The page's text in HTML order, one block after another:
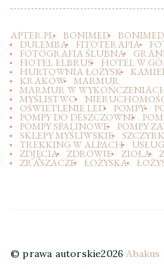
APTER.PL BONIMED
DULEMBA FITOTERAPIA
FOTOGRAFIA ŚLUBNA
HOTEL ELBRUS HOTEL W
HURTOWNIA ŁOŻYSK
KRAKÓW MARMUR
MARMUR W
MYŚLISTWO
OŚWIETLENIE LED POMPY
POMPY DO DESZCZOWNI
POMPY SPALINOWE POMPY
SKLEPY MYŚLIWSKIE SZCZYRK
TREKKING W ALPACH
ZDJĘCIA ZDROWIE ZIOŁA
ZRASZACZE ŁOŻYSKA
© prawa autorskie2026Abakus